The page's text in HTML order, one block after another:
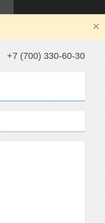
+7 (700) 330-60-30